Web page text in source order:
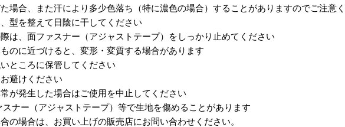
た場合、また汗により多少色落ち（特に濃色の場合）することがありますのでご注意
型を整えて日陰に干してください
は、面ファスナー（アジャストテープ）をしっかり止めてください
のに近づけると、変形・変質する場合があります
ところに保管してください
避けください
が発生した場合はご使用を中止してください
スナー（アジャストテープ）等で生地を傷めることがあります
の場合は、お買い上げの販売店にお問い合わせください。